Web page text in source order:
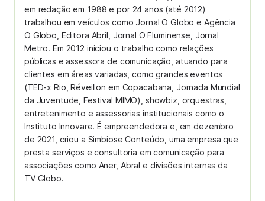
em redação em 1988 e por 24 anos (até 2012)
trabalhou em veículos como Jornal O Globo e Agência
O Globo, Editora Abril, Jornal O Fluminense, Jornal
Metro. Em 2012 iniciou o trabalho como relações
públicas e assessora de comunicação, atuando para
clientes em áreas variadas, como grandes eventos
(TED-x Rio, Réveillon em Copacabana, Jornada Mundial
da Juventude, Festival MIMO), showbiz, orquestras,
entretenimento e assessorias institucionais como o
Instituto Innovare. É empreendedora e, em dezembro
de 2021, criou a Simbiose Conteúdo, uma empresa que
presta serviços e consultoria em comunicação para
associações como Aner, Abral e divisões internas da
TV Globo.